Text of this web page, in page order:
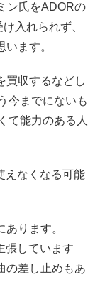
ン氏をADORの
入れられず、
ます。
収するなどし
今までにないも
て能力のある人
えなくなる可能
ります。
張しています
の差し止めもあ